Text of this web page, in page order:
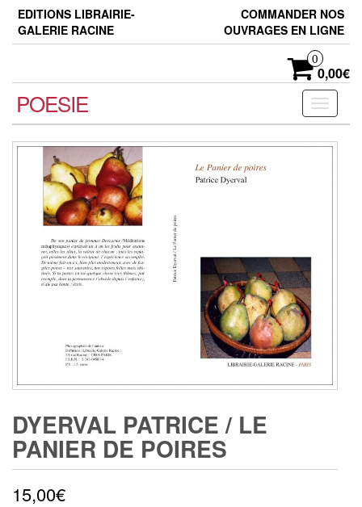
Skip
the
EDITIONS LIBRAIRIE-
GALERIE RACINE
COMMANDER NOS
OUVRAGES EN LIGNE
0
0,00€
Toggle
POESIE
DYERVAL PATRICE / LE
PANIER DE POIRES
15,00€